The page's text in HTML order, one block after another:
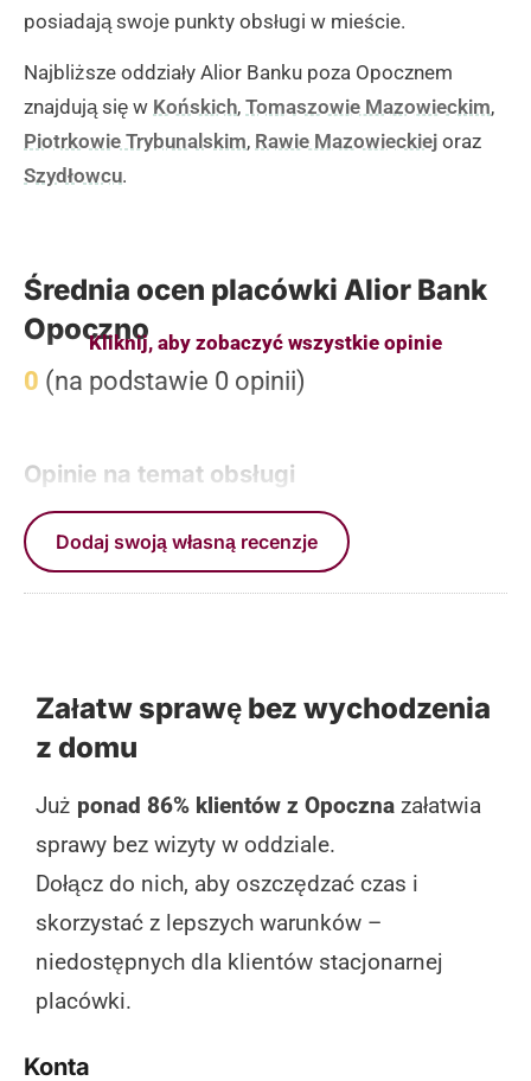
posiadają swoje punkty obsługi w mieście.
Najbliższe oddziały Alior Banku poza Opocznem
znajdują się w Końskich, Tomaszowie Mazowieckim,
Piotrkowie Trybunalskim, Rawie Mazowieckiej oraz
Szydłowcu.
Średnia ocen placówki Alior Bank
Opoczno
0 (na podstawie 0 opinii)
Opinie na temat obsługi
Kliknij, aby zobaczyć wszystkie opinie
Dodaj swoją własną recenzje
Załatw sprawę bez wychodzenia
z domu
Już ponad 86% klientów z Opoczna załatwia
sprawy bez wizyty w oddziale.
Dołącz do nich, aby oszczędzać czas i
skorzystać z lepszych warunków –
niedostępnych dla klientów stacjonarnej
placówki.
Konta